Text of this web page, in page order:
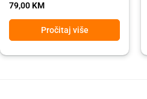
79,00 KM
Pročitaj više